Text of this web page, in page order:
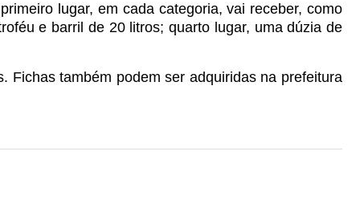
lugar, em cada categoria, vai receber, como
e barril de 20 litros; quarto lugar, uma dúzia de
Fichas também podem ser adquiridas na prefeitura